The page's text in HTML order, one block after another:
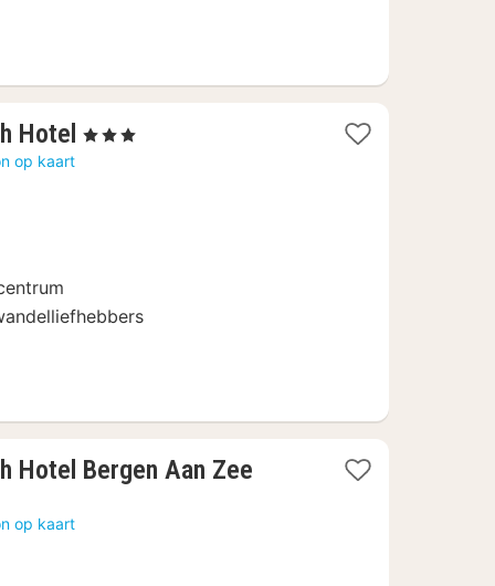
Hotel 1
, 3 Sterren
op kaart
Hotel Bergen Aan Zee
op kaart